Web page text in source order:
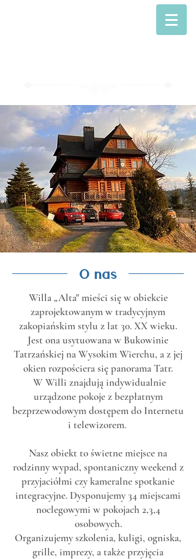
O nas
Willa „Alta" mieści się w obiekcie
zaprojektowanym w tradycyjnym
zakopiańskim stylu z lat 30. XX wieku.
Jest ona usytuowana w Bukowinie
Tatrzańskiej na Wysokim Wierchu, a z jej
okien rozpościera się panorama Tatr.
W Willi znajdują indywidualnie
urządzone pokoje z bezpłatnym
bezprzewodowym dostępem do Internetu
i telewizorem.
Nasz obiekt to świetne miejsce na
rodzinny wypad, spontaniczny weekend z
przyjaciółmi czy kameralne spotkanie
integracyjne. Dysponujemy 34 miejscami
noclegowymi w pokojach 2,3,4
osobowych.
Organizujemy szkolenia, kuligi, ogniska,
grille, imprezy, a także przyjęcia